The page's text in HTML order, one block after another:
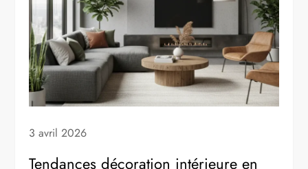
3 avril 2026
Tendances décoration intérieure en